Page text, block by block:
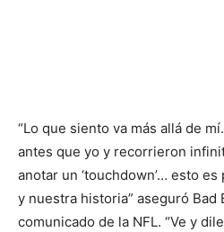
“Lo que siento va más allá de
antes que yo y recorrieron
anotar un ‘touchdown’… esto
y nuestra historia” aseguró Bad
comunicado de la NFL. “Ve y